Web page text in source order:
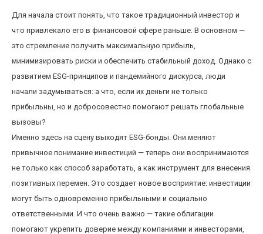
Для начала стоит понять, что такое традиционный инвестор и
что привлекало его в финансовой сфере раньше. В основном —
это стремление получить максимальную прибыль,
минимизировать риски и обеспечить стабильный доход. Однако с
развитием ESG-принципов и пандемийного дискурса, люди
начали задумываться: а что, если их деньги не только
прибыльны, но и добросовестно помогают решать глобальные
вызовы?
Именно здесь на сцену выходят ESG-бонды. Они меняют
привычное понимание инвестиций — теперь они воспринимаются
не только как способ заработать, а как инструмент для внесения
позитивных перемен. Это создает новое восприятие: инвестиции
могут быть одновременно прибыльными и социально
ответственными. И что очень важно — такие облигации
помогают укрепить доверие между компаниями и инвесторами,